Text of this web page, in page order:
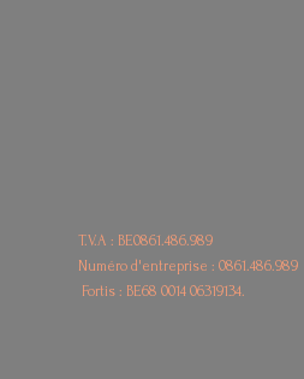
T.V.A : BE0861.486.989
Numéro d'entreprise : 0861.486.989
Fortis : BE680014 06319134.